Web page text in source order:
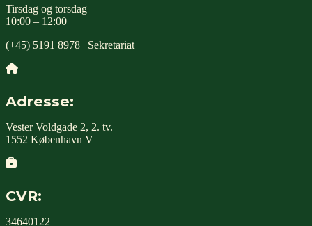
Tirsdag og torsdag
10:00 – 12:00
(+45) 5191 8978 | Sekretariat
Adresse:
Vester Voldgade 2, 2. tv.
1552 København V
CVR:
34640122